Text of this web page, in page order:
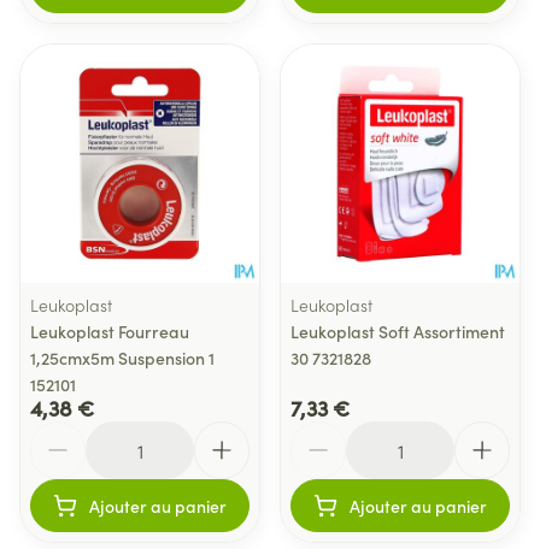
Leukoplast
Leukoplast Fourreau
1,25cmx5m Suspension 1
152101
4,38 €
Ajouter au panier
Leukoplast
Leukoplast Soft Assortiment
30 7321828
7,33 €
Ajouter au panier